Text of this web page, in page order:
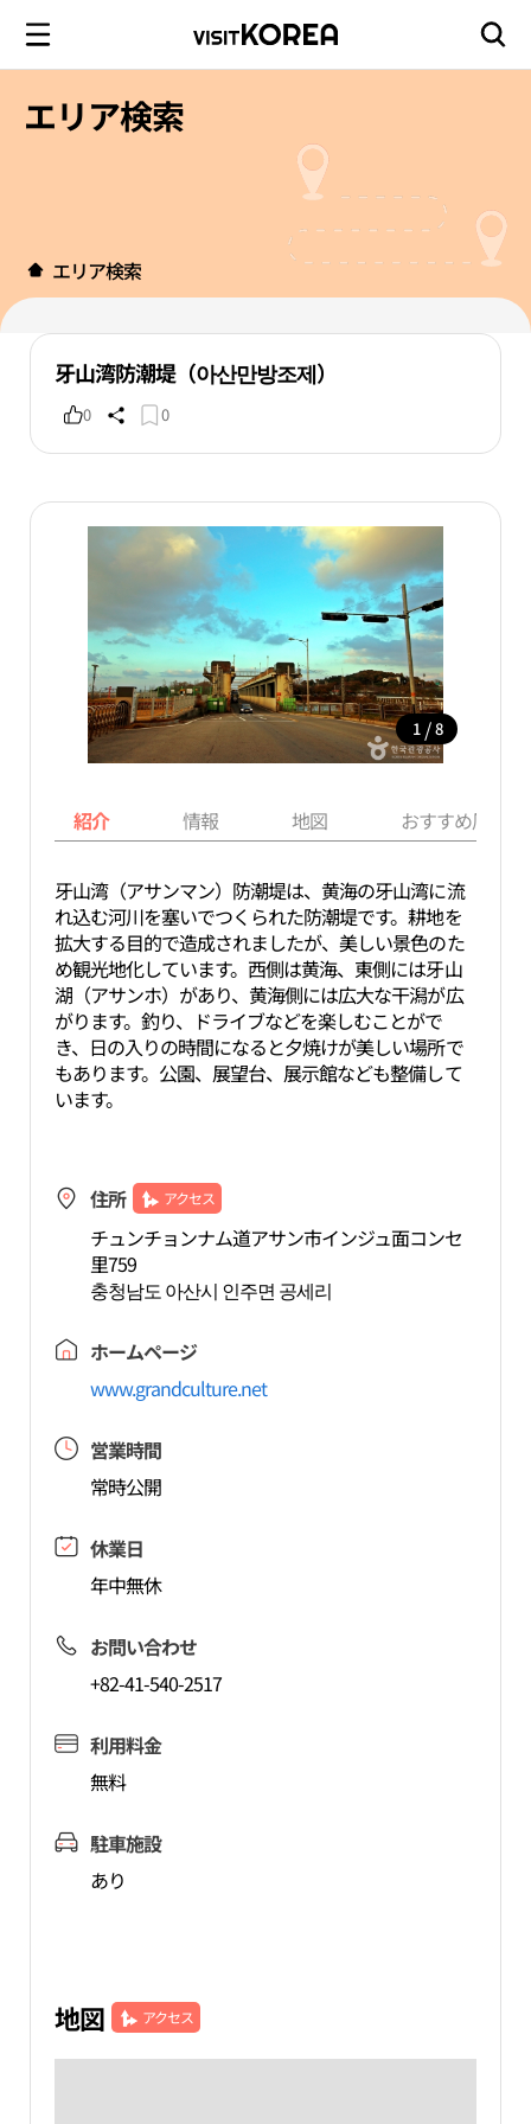
エリア検索
エリア検索
牙山湾防潮堤（아산만방조제）
0 0
1 / 8
紹介 情報 地図 おすすめ周辺
牙山湾（アサンマン）防潮堤は、黄海の牙山湾に流
れ込む河川を塞いでつくられた防潮堤です。耕地を
拡大する目的で造成されましたが、美しい景色のた
め観光地化しています。西側は黄海、東側には牙山
湖（アサンホ）があり、黄海側には広大な干潟が広
がります。釣り、ドライブなどを楽しむことがで
き、日の入りの時間になると夕焼けが美しい場所で
もあります。公園、展望台、展示館なども整備して
います。
住所 アクセス
チュンチョンナム道アサン市インジュ面コンセ
里759
충청남도 아산시 인주면 공세리
ホームページ
www.grandculture.net
営業時間
常時公開
休業日
年中無休
お問い合わせ
+82-41-540-2517
利用料金
無料
駐車施設
あり
地図 アクセス